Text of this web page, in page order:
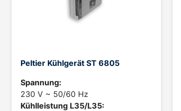
Peltier Kühlgerät ST 6805
Spannung:
230 V ~ 50/60 Hz
Kühlleistung L35/L35: